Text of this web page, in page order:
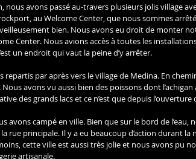
nous avons passé au-travers plusieurs jolis village
au Welcome Center, que nous sommes
bien. Nous avons eu droit de monter
Center. Nous avions accès à toutes les
un endroit qui vaut la peine d’y arrêter.
repartis par après vers le village de Medina. En
avons vu aussi bien des poissons dont
des grands lacs et ce n’est que depuis l’ouverture
avons campé en ville. Bien que sur le bord de l’eau,
rue principale. Il y a eu beaucoup d’action durant la
cette ville est aussi très jolie et nous avons pu
artisanale.